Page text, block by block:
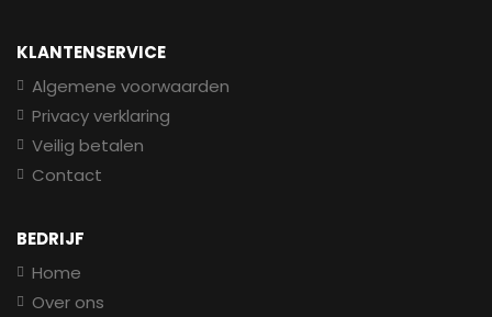
KLANTENSERVICE
Algemene voorwaarden
Privacy verklaring
Veilig betalen
Contact
BEDRIJF
Home
Over ons